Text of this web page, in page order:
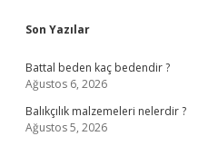
Sidebar
Son Yazılar
Battal beden kaç bedendir ?
Ağustos 6, 2026
Balıkçılık malzemeleri nelerdir ?
Ağustos 5, 2026